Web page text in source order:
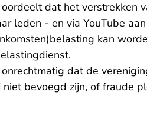
dat het verstrekken
leden - en via YouTube
kan
dat de
bevoegd zijn, of fraude